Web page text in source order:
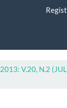
2013: V.20, N.2